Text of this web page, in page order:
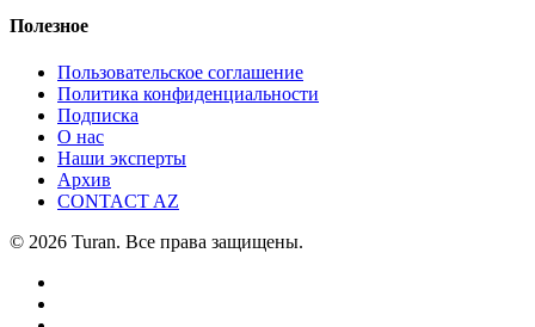
Полезное
Пользовательское соглашение
Политика конфиденциальности
Подписка
О нас
Наши эксперты
Архив
CONTACT AZ
© 2026 Turan. Все права защищены.